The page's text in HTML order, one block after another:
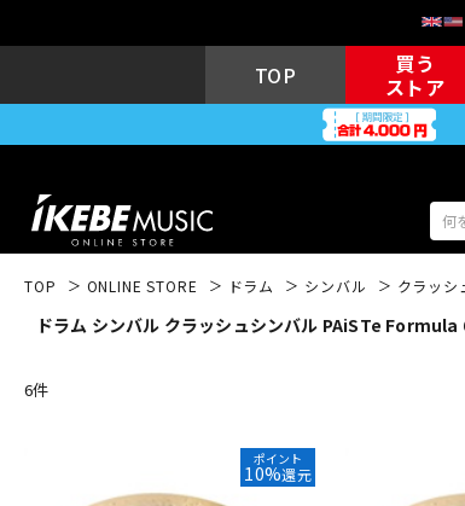
TOP
買う
ストア
エレキギター アコ
キーボード
TOP ONLINE STORE ドラム シンバル クラッシ
ドラム シンバル クラッシュシンバル PAiSTe
6件
ポイント
10%還元